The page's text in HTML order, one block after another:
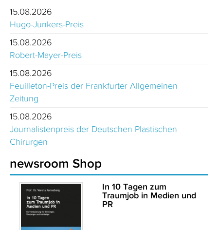
15.08.2026
Hugo-Junkers-Preis
15.08.2026
Robert-Mayer-Preis
15.08.2026
Feuilleton-Preis der Frankfurter Allgemeinen
Zeitung
15.08.2026
Journalistenpreis der Deutschen Plastischen
Chirurgen
newsroom Shop
In 10 Tagen zum
Traumjob in Medien und
PR